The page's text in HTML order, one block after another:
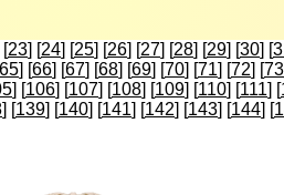
[23] [24] [25] [26] [27] [28] [29] [30] [
65] [66] [67] [68] [69] [70] [71] [72] [73
] [106] [107] [108] [109] [110] [111] [
] [139] [140] [141] [142] [143] [144] [